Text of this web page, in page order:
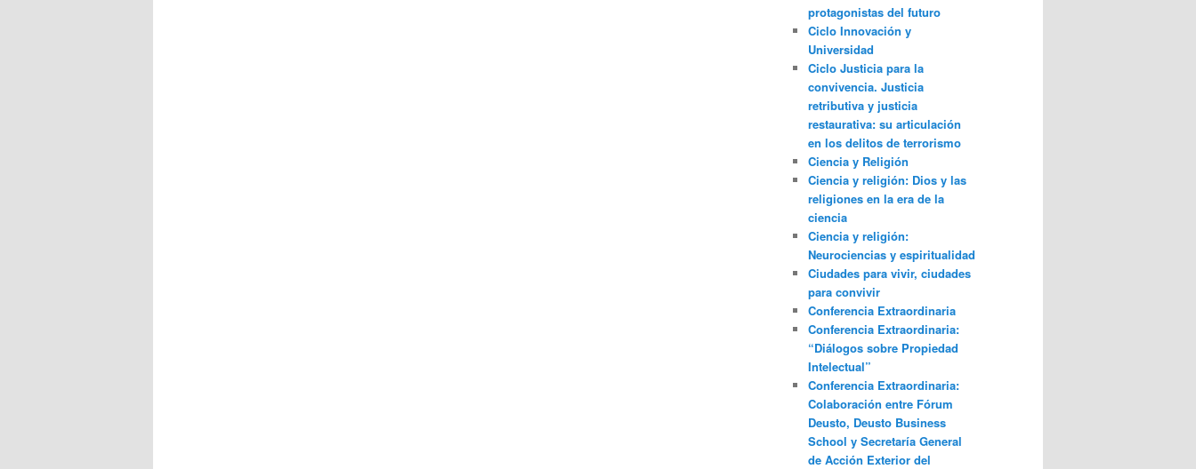
protagonistas del futuro
Ciclo Innovación y
Universidad
Ciclo Justicia para la
convivencia. Justicia
retributiva y justicia
restaurativa: su articulación
en los delitos de terrorismo
Ciencia y Religión
Ciencia y religión: Dios y las
religiones en la era de la
ciencia
Ciencia y religión:
Neurociencias y espiritualidad
Ciudades para vivir, ciudades
para convivir
Conferencia Extraordinaria
Conferencia Extraordinaria:
“Diálogos sobre Propiedad
Intelectual”
Conferencia Extraordinaria:
Colaboración entre Fórum
Deusto, Deusto Business
School y Secretaría General
de Acción Exterior del